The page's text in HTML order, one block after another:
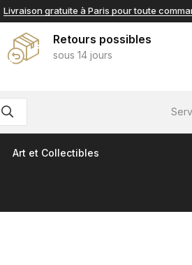
Livraison gratuite à Paris pour toute
Retours possibles
sous 14 jours
Art et Collectibles